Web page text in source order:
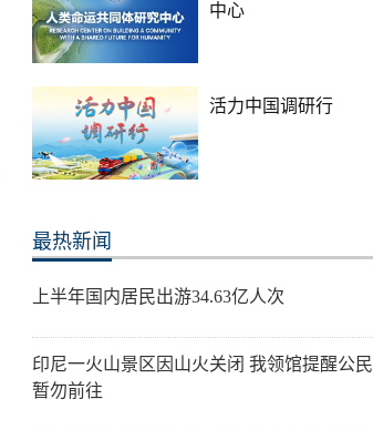
中心
活力中国调研行
最热新闻
上半年国内居民出游34.63亿人次
印尼一火山景区因山火关闭 我领馆提醒公民
暂勿前往